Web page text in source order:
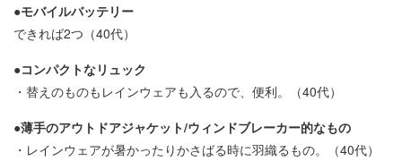
●モバイルバッテリー
できれば2つ（40代）
●コンパクトなリュック
・替えのものもレインウェアも入るので、便利。（40代）
●薄手のアウトドアジャケット/ウィンドブレーカー的なもの
・レインウェアが暑かったりかさばる時に羽織るもの。（40代）